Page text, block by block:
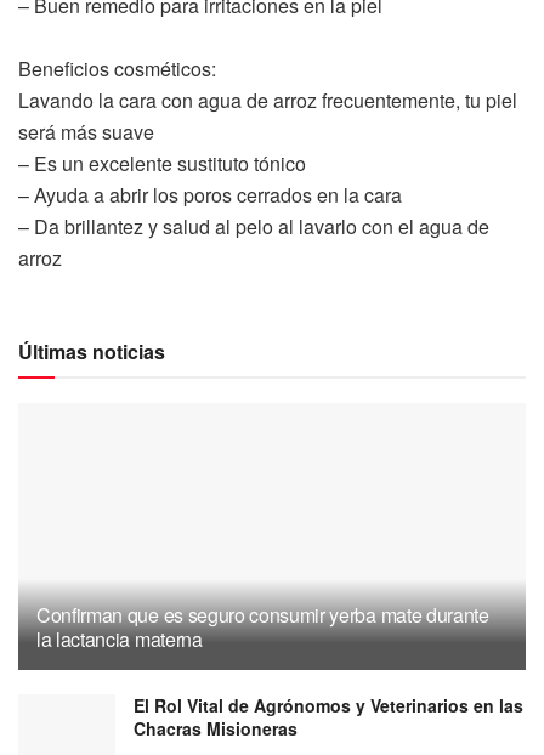
Beneficios cosméticos:
Lavando la cara con agua de arroz frecuentemente, tu piel
será más suave
– Es un excelente sustituto tónico
– Ayuda a abrir los poros cerrados en la cara
– Da brillantez y salud al pelo al lavarlo con el agua de
arroz
Últimas noticias
Confirman que es seguro consumir yerba mate durante
la lactancia materna
El Rol Vital de Agrónomos y Veterinarios en las
Chacras Misioneras